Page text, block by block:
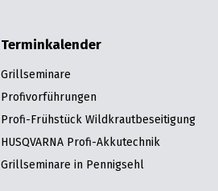
Terminkalender
Grillseminare
Profivorführungen
Profi-Frühstück Wildkrautbeseitigung
HUSQVARNA Profi-Akkutechnik
Grillseminare in Pennigsehl